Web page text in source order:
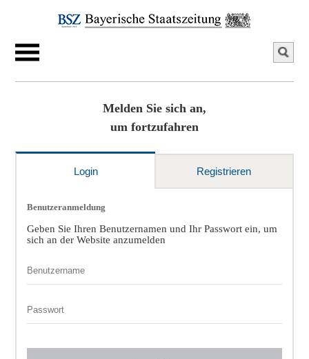
Melden Sie sich an,
um fortzufahren
Login Registrieren
Benutzeranmeldung
Geben Sie Ihren Benutzernamen und Ihr Passwort ein, um
sich an der Website anzumelden